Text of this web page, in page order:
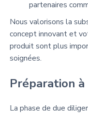
partenaires
Nous valorisons la
concept innovant et
produit sont plus
soignées.
Préparation
La phase de due